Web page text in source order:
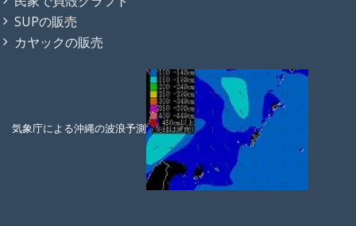
SUPの販売
カヤックの販売
気象庁による沖縄の波浪予測